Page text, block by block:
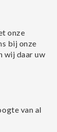
onze
bij onze
wij daar uw
van al